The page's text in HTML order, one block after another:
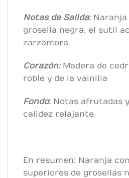
Notas de Salida:
grosella negra, el sutil
zarzamora.
Corazón:Madera de
roble y de la vainilla
Fondo: Notas afrutadas
calidez relajante.
En resumen: Naranja
superiores de grosellas